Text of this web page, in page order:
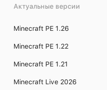
Актуальные версии
Minecraft PE 1.26
Minecraft PE 1.22
Minecraft PE 1.21
Minecraft Live 2026